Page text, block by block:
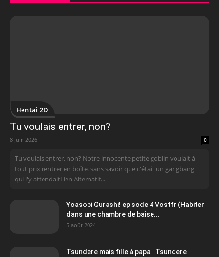
Hentai 2D
Tu voulais entrer, non?
8 juin 2026 0
Tu voulais entrer, non? Notre innocente petite goblin voulait à
tout prix rentrer en boîte, sans savoir que c'était un gangbang
qui l'y attendaitLien Alternatif...
Yoasobi Gurashi! episode 4 Vostfr (Habiter
dans une chambre de baise...
5 août 2024
Tsundere mais fille à papa | Tsundere